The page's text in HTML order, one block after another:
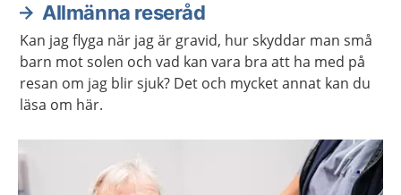
Allmänna reseråd
Kan jag flyga när jag är gravid, hur skyddar man små
barn mot solen och vad kan vara bra att ha med på
resan om jag blir sjuk? Det och mycket annat kan du
läsa om här.